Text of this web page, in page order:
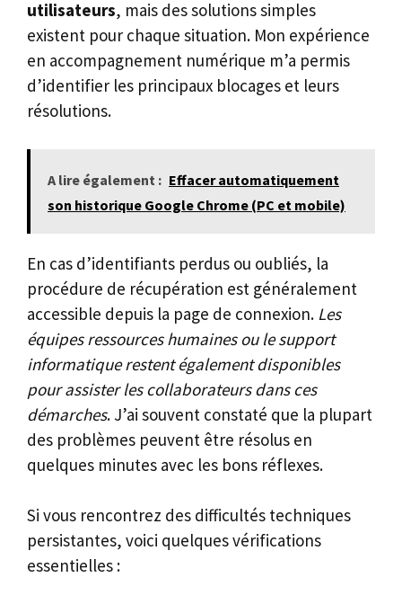
utilisateurs, mais des solutions simples
existent pour chaque situation. Mon expérience
en accompagnement numérique m’a permis
d’identifier les principaux blocages et leurs
résolutions.
A lire également : Effacer automatiquement
son historique Google Chrome (PC et mobile)
En cas d’identifiants perdus ou oubliés, la
procédure de récupération est généralement
accessible depuis la page de connexion. Les
équipes ressources humaines ou le support
informatique restent également disponibles
pour assister les collaborateurs dans ces
démarches. J’ai souvent constaté que la plupart
des problèmes peuvent être résolus en
quelques minutes avec les bons réflexes.
Si vous rencontrez des difficultés techniques
persistantes, voici quelques vérifications
essentielles :